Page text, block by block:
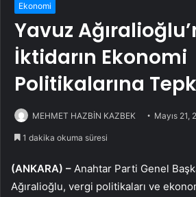
Ekonomi
Yavuz
İktidarın Ekonomi
Politikalarına
MEHMET HAZBİN KAZBEK Mayıs 21,
1 dakika okuma süresi
(ANKARA) – Anahtar Parti Genel
Ağıralioğlu, vergi politikaları ve